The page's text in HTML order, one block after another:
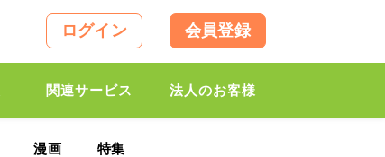
ログイン 会員登録
関連サービス 法人のお客様
漫画 特集